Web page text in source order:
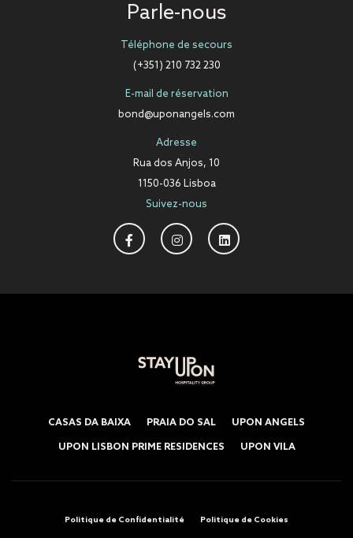
Parle-nous
Téléphone de secours
(+351) 210 732 230
E-mail de réservation
bond@uponangels.com
Adresse
Rua dos Anjos, 10
1150-036 Lisboa
Suivez-nous
CASAS DA BAIXA PRAIA DO SAL UPON ANGELS
UPON LISBON PRIME RESIDENCES UPON VILA
Politique de Confidentialité Politique de Cookies